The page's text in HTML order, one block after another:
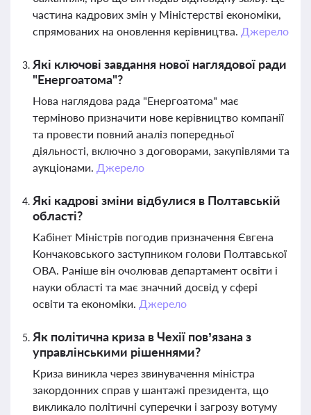
частина кадрових змін у Міністерстві економіки,
спрямованих на оновлення керівництва. Джерело
Які ключові завдання нової наглядової ради
"Енергоатома"?
Нова наглядова рада "Енергоатома" має
терміново призначити нове керівництво компанії
та провести повний аналіз попередньої
діяльності, включно з договорами, закупівлями та
аукціонами. Джерело
Які кадрові зміни відбулися в Полтавській
області?
Кабінет Міністрів погодив призначення Євгена
Кончаковського заступником голови Полтавської
ОВА. Раніше він очолював департамент освіти і
науки області та має значний досвід у сфері
освіти та економіки. Джерело
Як політична криза в Чехії пов’язана з
управлінськими рішеннями?
Криза виникла через звинувачення міністра
закордонних справ у шантажі президента, що
викликало політичні суперечки і загрозу вотуму